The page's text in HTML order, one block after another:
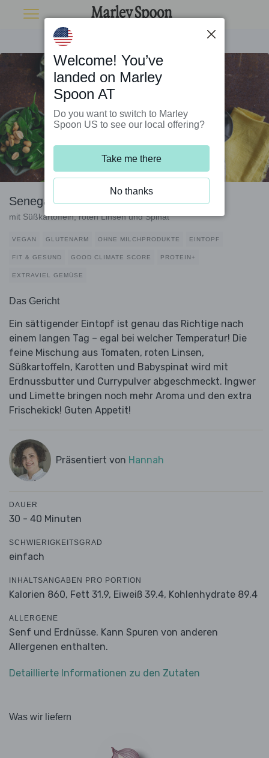
Senegalesischer Erdnusseintopf
mit Süßkartoffeln, roten Linsen und Spinat
VEGAN GLUTENARM OHNE MILCHPRODUKTE EINTOPF
FIT & GESUND GOOD CLIMATE SCORE PROTEIN+
EXTRAVIEL GEMÜSE
Das Gericht
Ein sättigender Eintopf ist genau das Richtige nach
einem langen Tag – egal bei welcher Temperatur! Die
feine Mischung aus Tomaten, roten Linsen,
Süßkartoffeln, Karotten und Babyspinat wird mit
Erdnussbutter und Currypulver abgeschmeckt. Ingwer
und Limette bringen noch mehr Aroma und den extra
Frischekick! Guten Appetit!
Präsentiert von Hannah
DAUER
30 - 40 Minuten
SCHWIERIGKEITSGRAD
einfach
INHALTSANGABEN PRO PORTION
Kalorien 860, Fett 31.9, Eiweiß 39.4, Kohlenhydrate 89.4
ALLERGENE
Senf und Erdnüsse. Kann Spuren von anderen
Allergenen enthalten.
Detaillierte Informationen zu den Zutaten
Was wir liefern
Welcome! You’ve
landed on Marley
Spoon AT
Do you want to switch to Marley
Spoon US to see our local offering?
Take me there
No thanks